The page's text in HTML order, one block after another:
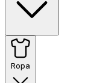
Ropa